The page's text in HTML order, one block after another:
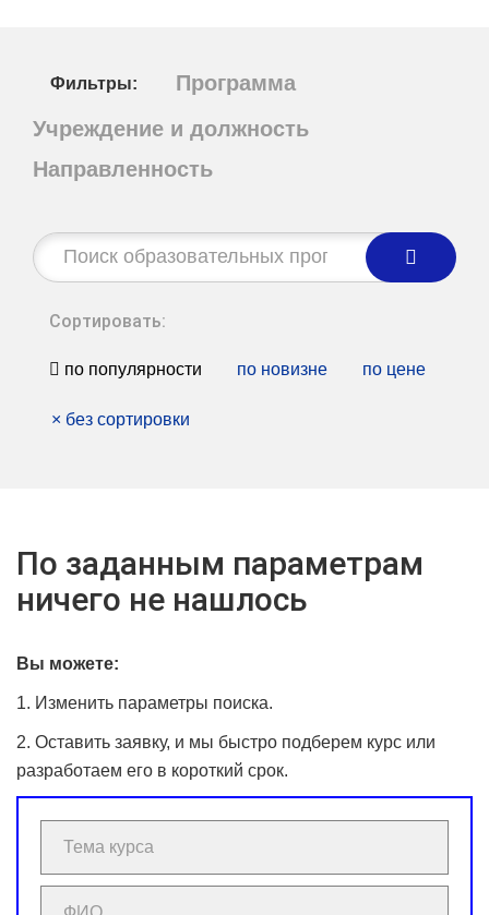
Фильтры:
Программа
Учреждение и должность
Направленность
Строка
поиска:
Сортировать:
по популярности по новизне по цене
× без сортировки
По заданным параметрам
ничего не нашлось
Вы можете:
1. Изменить параметры поиска.
2. Оставить заявку, и мы быстро подберем курс или
разработаем его в короткий срок.